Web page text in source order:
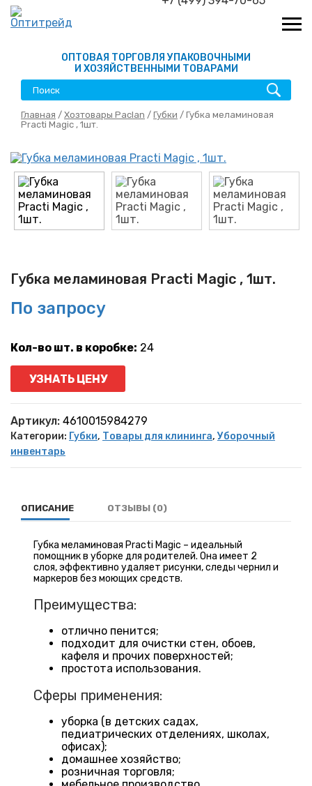
ОПТОВАЯ ТОРГОВЛЯ УПАКОВОЧНЫМИ
И ХОЗЯЙСТВЕННЫМИ ТОВАРАМИ
Главная / Хозтовары Paclan / Губки / Губка меламиновая
Practi Magic , 1шт.
Губка меламиновая Practi Magic , 1шт.
По запросу
Кол-во шт. в коробке: 24
УЗНАТЬ ЦЕНУ
Артикул: 4610015984279
Категории: Губки, Товары для клининга,Уборочный
инвентарь
ОПИСАНИЕ ОТЗЫВЫ (0)
Губка меламиновая Practi Magic – идеальный
помощник в уборке для родителей. Она имеет 2
слоя, эффективно удаляет рисунки, следы чернил и
маркеров без моющих средств.
Преимущества:
отлично пенится;
подходит для очистки стен, обоев,
кафеля и прочих поверхностей;
простота использования.
Сферы применения:
уборка (в детских садах,
педиатрических отделениях, школах,
офисах);
домашнее хозяйство;
розничная торговля;